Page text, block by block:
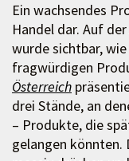
Ein wachsendes
Handel dar. Auf der
wurde sichtbar,
fragwürdigen
Österreich
drei Stände, an
– Produkte, die
gelangen könnten.